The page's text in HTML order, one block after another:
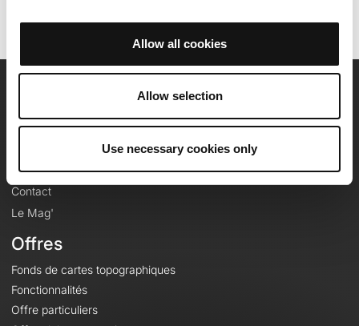
Allow all cookies
Allow selection
Use necessary cookies only
Equipe
À propos
Contact
Le Mag'
Offres
Fonds de cartes topographiques
Fonctionnalités
Offre particuliers